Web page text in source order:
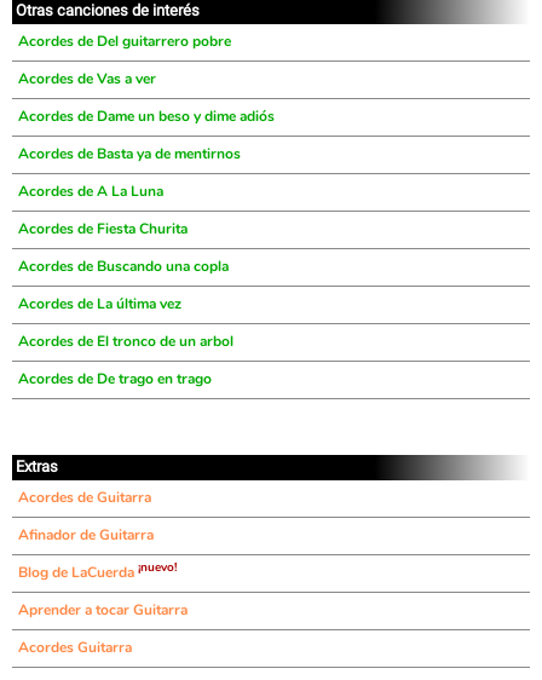
Otras canciones de interés
Acordes de Del guitarrero pobre
Acordes de Vas a ver
Acordes de Dame un beso y dime adiós
Acordes de Basta ya de mentirnos
Acordes de A La Luna
Acordes de Fiesta Churita
Acordes de Buscando una copla
Acordes de La última vez
Acordes de El tronco de un arbol
Acordes de De trago en trago
Extras
Acordes de Guitarra
Afinador de Guitarra
Blog de LaCuerda ¡nuevo!
Aprender a tocar Guitarra
Acordes Guitarra